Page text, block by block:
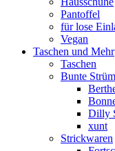
Pantoffel
für lose
Vegan
Taschen und Mehr
Taschen
Bunte
Dilly
xunt
Strickwaren